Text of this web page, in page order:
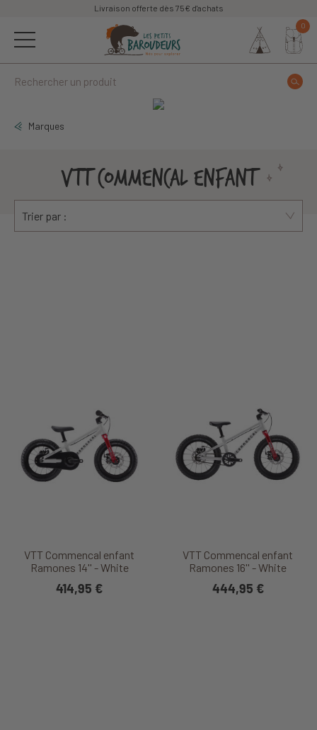
Livraison offerte dès 75€ d'achats
0
Marques
VTT COMMENCAL ENFANT
Trier par :
VTT Commencal enfant
Ramones 14'' - White
414,95 €
VTT Commencal enfant
Ramones 16'' - White
444,95 €